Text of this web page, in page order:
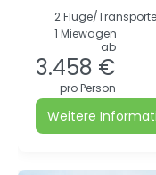
2Flüge/Transporte
1 Miewagen
ab
3.458 €
pro Person
Weitere